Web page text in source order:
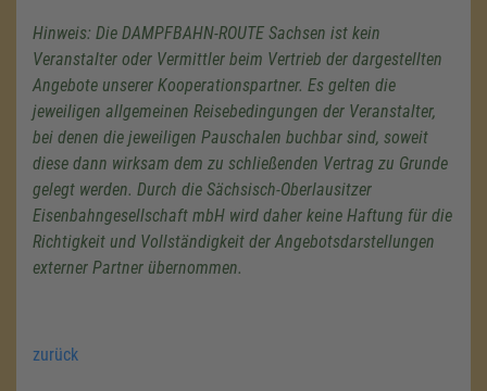
Hinweis: Die DAMPFBAHN-ROUTE Sachsen ist kein
Veranstalter oder Vermittler beim Vertrieb der dargestellten
Angebote unserer Kooperationspartner. Es gelten die
jeweiligen allgemeinen Reisebedingungen der Veranstalter,
bei denen die jeweiligen Pauschalen buchbar sind, soweit
diese dann wirksam dem zu schließenden Vertrag zu Grunde
gelegt werden. Durch die Sächsisch-Oberlausitzer
Eisenbahngesellschaft mbH wird daher keine Haftung für die
Richtigkeit und Vollständigkeit der Angebotsdarstellungen
externer Partner übernommen.
zurück